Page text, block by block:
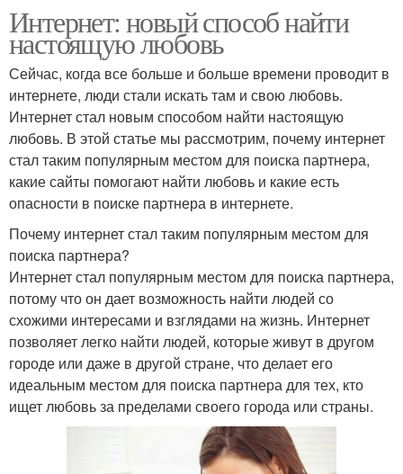
Интернет: новый способ найти
настоящую любовь
Сейчас, когда все больше и больше времени проводит в
интернете, люди стали искать там и свою любовь.
Интернет стал новым способом найти настоящую
любовь. В этой статье мы рассмотрим, почему интернет
стал таким популярным местом для поиска партнера,
какие сайты помогают найти любовь и какие есть
опасности в поиске партнера в интернете.
Почему интернет стал таким популярным местом для
поиска партнера?
Интернет стал популярным местом для поиска партнера,
потому что он дает возможность найти людей со
схожими интересами и взглядами на жизнь. Интернет
позволяет легко найти людей, которые живут в другом
городе или даже в другой стране, что делает его
идеальным местом для поиска партнера для тех, кто
ищет любовь за пределами своего города или страны.